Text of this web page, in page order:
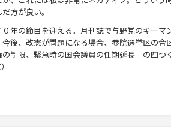
方が良い。
年の節目を迎える。月刊誌で与野党のキーマ
後、改憲が問題になる場合、参院選挙区の合
制限、緊急時の国会議員の任期延長－の四